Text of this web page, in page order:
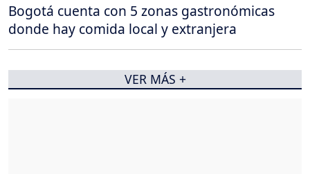
Bogotá cuenta con 5 zonas gastronómicas
donde hay comida local y extranjera
VER MÁS +